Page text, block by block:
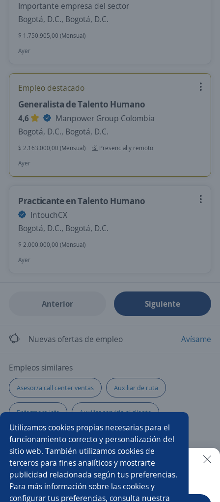
Utilizamos cookies propias necesarias para el
funcionamiento correcto y personalización del
sitio web. También utilizamos cookies de
terceros para fines analíticos y mostrarte
publicidad relacionada según tus preferencias.
Para más información sobre las cookies y
configurar tus preferencias, consulta nuestra
Importante empresa del sector
Bogotá, D.C., Bogotá, D.C.
$ 1.750.905,00 (Mensual)
Ayer
Empleo destacado
Generalista de Talento Humano
4,6
Manpower Group Colombia
Bogotá, D.C., Bogotá, D.C.
$ 2.163.000,00 (Mensual)
Presencial y remoto
Ayer
Practicante en Talento Humano
IntouchCX
Bogotá, D.C., Bogotá, D.C.
$ 2.000.000,00 (Mensual)
Ayer
Anterior Siguiente
Nuevas ofertas de empleo Avísame
Empleos similares
Asesor/a call center ventas Auxiliar de ruta
Enfermero jefe Auxiliar servicio al cliente
Auxiliar operativo Vendedora Chófer
Especialista en selección Auxiliar
Operario/a de planta Auxiliar logística
Buscar es más fácil en la app